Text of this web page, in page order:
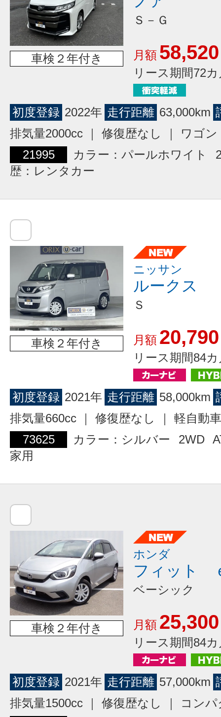
車検２年付き
Ｓ－Ｇ
月額 58,520
リース期間72
初度登録 2022年 走行距離 63,000km
排気量2000cc ｜ 修復歴なし ｜ ワゴ
21995
カラー：パールホワイト
歴：レンタカー
車検２年付き
ニッサン
ルークス
Ｓ
月額 20,790
リース期間84
初度登録 2021年 走行距離 58,000km
排気量660cc ｜ 修復歴なし ｜ 軽自動車
73625
カラー：シルバー 2WD
家用
車検２年付き
ホンダ
フィット
ベーシック
月額 25,300
リース期間84
初度登録 2021年 走行距離 57,000km
排気量1500cc ｜ 修復歴なし ｜ コン